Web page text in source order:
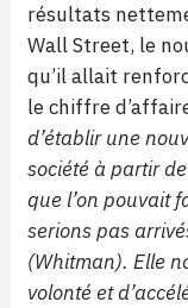
résultats
Wall Street, le
qu’il allait
le chiffre
d’établir une
société à partir
que l’on pouvait
serions pas
(Whitman). Elle
volonté et